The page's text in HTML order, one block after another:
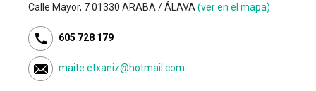
Calle Mayor, 7 01330 ARABA / ÁLAVA(ver en el mapa)
605 728 179
maite.etxaniz@hotmail.com